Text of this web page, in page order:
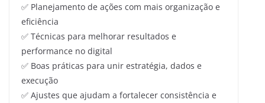
✅ Planejamento de ações com mais organização e
eficiência
✅ Técnicas para melhorar resultados e
performance no digital
✅ Boas práticas para unir estratégia, dados e
execução
✅ Ajustes que ajudam a fortalecer consistência e